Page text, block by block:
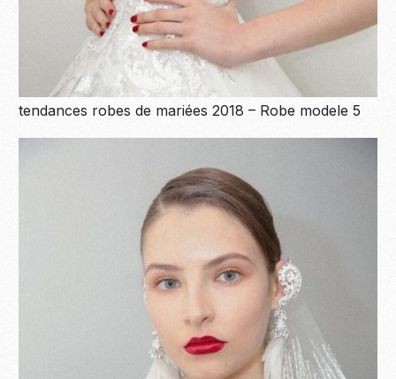
tendances robes de mariées 2018 – Robe modele 5